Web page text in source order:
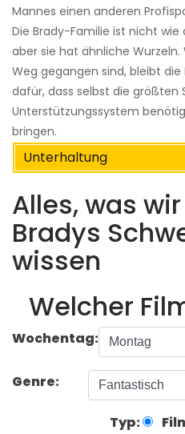
Mannes einen anderen
Die Brady-Familie ist nicht
aber sie hat ähnliche Wurzeln.
Weg gegangen sind, bleibt die
dafür, dass selbst die größten
Unterstützungssystem
bringen.
Unterhaltung
Alles, was
Bradys
wissen
Welcher
Wochentag:
Genre:
Typ: